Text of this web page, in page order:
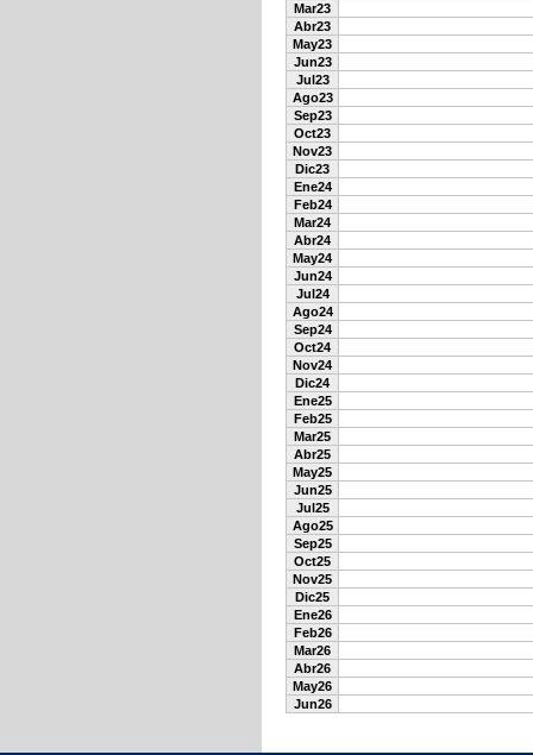
Mar23
Abr23
May23
Jun23
Jul23
Ago23
Sep23
Oct23
Nov23
Dic23
Ene24
Feb24
Mar24
Abr24
May24
Jun24
Jul24
Ago24
Sep24
Oct24
Nov24
Dic24
Ene25
Feb25
Mar25
Abr25
May25
Jun25
Jul25
Ago25
Sep25
Oct25
Nov25
Dic25
Ene26
Feb26
Mar26
Abr26
May26
Jun26